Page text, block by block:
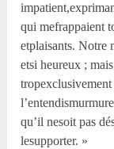
qui mefrappaient
etplaisants. Notre
etsi heureux ;
qu’il nesoit pas
lesupporter. »